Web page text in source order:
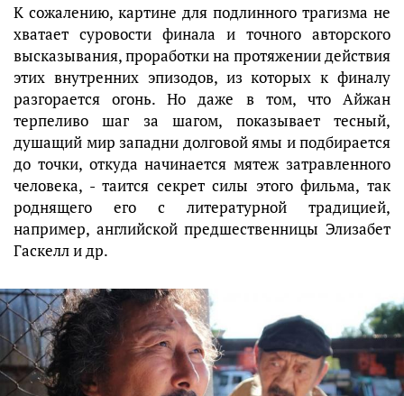
К сожалению, картине для подлинного трагизма не
хватает суровости финала и точного авторского
высказывания, проработки на протяжении действия
этих внутренних эпизодов, из которых к финалу
разгорается огонь. Но даже в том, что Айжан
терпеливо шаг за шагом, показывает тесный,
душащий мир западни долговой ямы и подбирается
до точки, откуда начинается мятеж затравленного
человека, - таится секрет силы этого фильма, так
роднящего его с литературной традицией,
например, английской предшественницы Элизабет
Гаскелл и др.